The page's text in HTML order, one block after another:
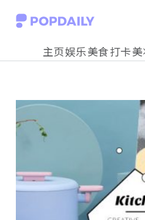
S
o
c
n
t
主页娱乐美食打卡